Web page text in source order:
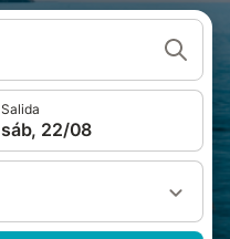
Salida
sáb, 22/08